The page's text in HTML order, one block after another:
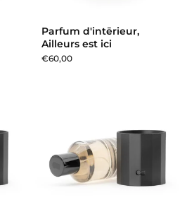
Parfum d'intērieur,
Ailleurs est ici
€60,00